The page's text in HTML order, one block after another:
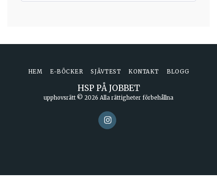
HSP PÅ JOBBET
upphovsrätt © 2026 Alla rättigheter förbehållna
HEM E-BÖCKER SJÄVTEST KONTAKT BLOGG